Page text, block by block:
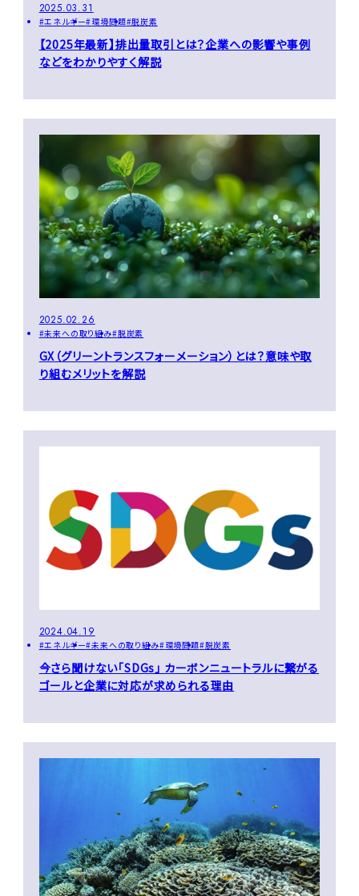
2025.03.31
エネルギー 環境問題 脱炭素
【2025年最新】排出量取引とは？企業への影響や事例
などをわかりやすく解説
2025.02.26
未来への取り組み 脱炭素
GX（グリーントランスフォーメーション）とは？意味や取
り組むメリットを解説
2024.04.19
エネルギー 未来への取り組み 環境問題 脱炭素
今さら聞けない「SDGs」 カーボンニュートラルに繋がる
ゴールと企業に対応が求められる理由